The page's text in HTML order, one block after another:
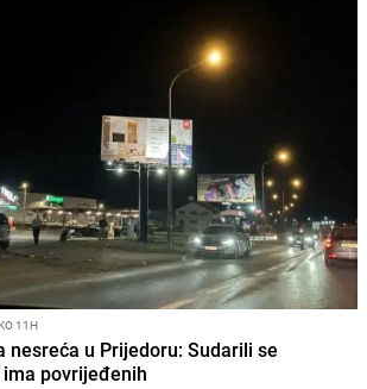
11H
nesreća u Prijedoru: Sudarili se
povrijeđenih